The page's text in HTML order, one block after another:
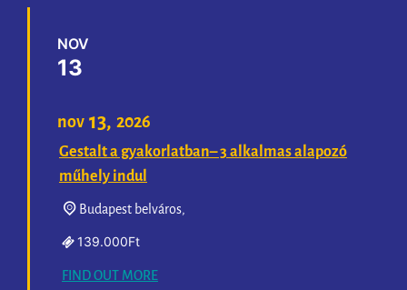
NOV
13
nov 13, 2026
Gestalt a gyakorlatban– 3 alkalmas alapozó
műhely indul
Budapest belváros,
139.000Ft
FIND OUT MORE